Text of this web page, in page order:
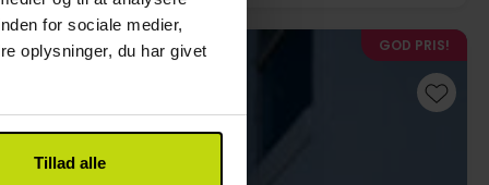
for sociale medier,
oplysninger, du har givet
Tillad alle
GOD PRIS!